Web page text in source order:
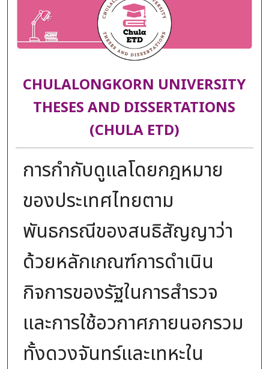
CHULALONGKORN UNIVERSITY
THESES AND DISSERTATIONS
(CHULA ETD)
การกำกับดูแลโดยกฎหมาย
ของประเทศไทยตาม
พันธกรณีของสนธิสัญญาว่า
ด้วยหลักเกณฑ์การดำเนิน
กิจการของรัฐในการสำรวจ
และการใช้อวกาศภายนอกรวม
ทั้งดวงจันทร์และเทหะใน